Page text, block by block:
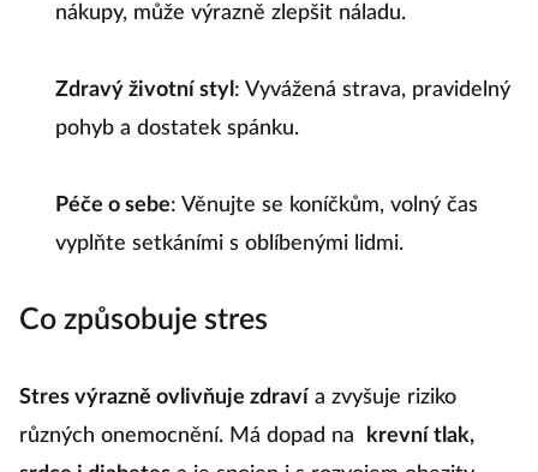
nákupy, může výrazně zlepšit náladu.
Zdravý životní styl : Vyvážená strava, pravidelný
pohyb a dostatek spánku.
Péče o sebe: Věnujte se koníčkům, volný čas
vyplňte setkáními s oblíbenými lidmi.
Co způsobuje stres
Stres výrazně ovlivňuje zdraví a zvyšuje riziko
různých onemocnění. Má dopad na
krevní tlak,